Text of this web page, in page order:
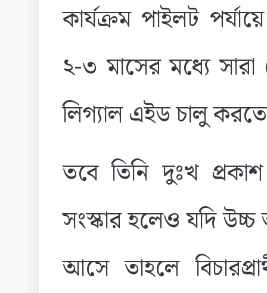
কার্যক্রম পাইলট
২-৩ মাসের মধ্যে
লিগ্যাল এইড চালু
তবে তিনি দুঃখ
সংস্কার হলেও যদি
আসে তাহলে